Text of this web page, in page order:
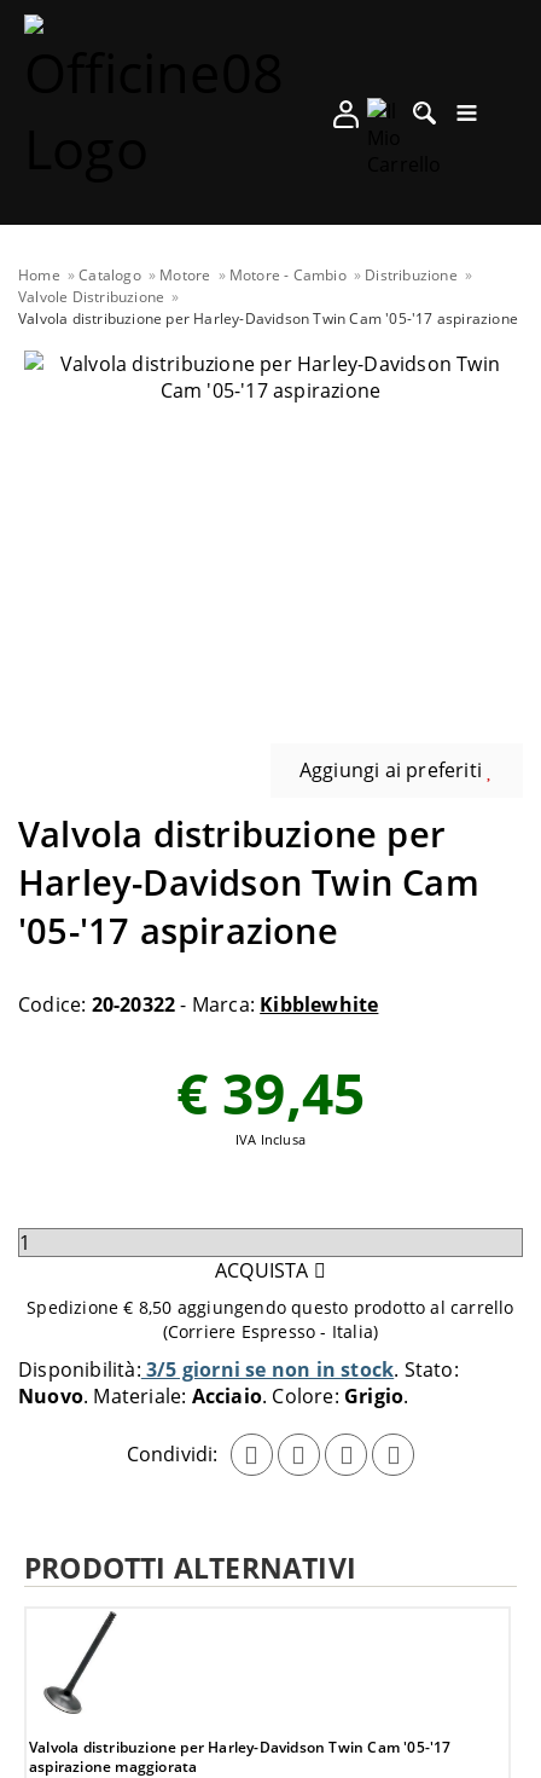
Home Catalogo Motore Motore - Cambio
Distribuzione
Valvole Distribuzione
Valvola distribuzione per Harley-Davidson Twin Cam '05-'17 aspirazione
Aggiungi ai preferiti
Valvola distribuzione per
Harley-Davidson Twin Cam
'05-'17 aspirazione
Codice: 20-20322- Marca: Kibblewhite
Disponibilità: 3/5 giorni se non in stock Stato:
Nuovo Materiale: Acciaio Colore: Grigio
Condividi:
€ 39,45
IVA Inclusa
Seleziona
aggiungere
carrello
ACQUISTA
Spedizione € 8,50 aggiungendo questo prodotto al carrello
(Corriere Espresso - Italia)
PRODOTTI ALTERNATIVI
Valvola distribuzione per Harley-Davidson Twin Cam '05-'17
aspirazione maggiorata